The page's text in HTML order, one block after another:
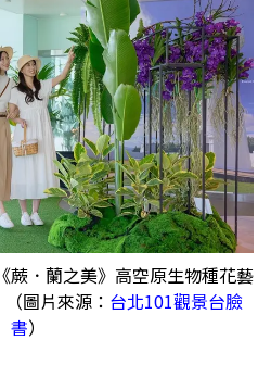
．蘭之美》高空原生物種花藝
圖片來源： 台北101觀景台臉
書）